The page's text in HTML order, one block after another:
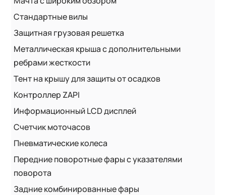
Стандартные вилы
Защитная грузовая решетка
Металлическая крыша с дополнительными
ребрами жесткости
Тент на крышу для защиты от осадков
Контроллер ZAPI
Информационный LCD дисплей
Счетчик моточасов
Пневматические колеса
Передние поворотные фары с указателями
поворота
Задние комбинированные фары